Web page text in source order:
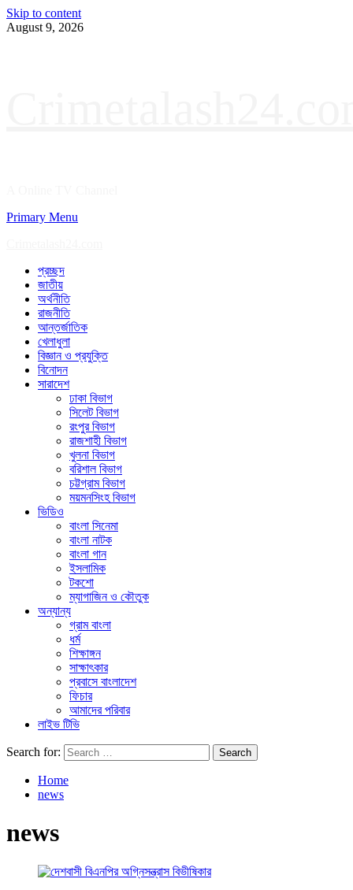
Skip to content
August 9, 2026
Primary Menu
প্রচ্ছদ
জাতীয়
অর্থনীতি
রাজনীতি
আন্তর্জাতিক
খেলাধুলা
বিজ্ঞান ও প্রযুক্তি
বিনোদন
সারাদেশ
ঢাকা বিভাগ
সিলেট বিভাগ
রংপুর বিভাগ
রাজশাহী বিভাগ
খুলনা বিভাগ
বরিশাল বিভাগ
চট্টগ্রাম বিভাগ
ময়মনসিংহ বিভাগ
ভিডিও
বাংলা সিনেমা
বাংলা নাটক
বাংলা গান
ইসলামিক
টকশো
ম্যাগাজিন ও কৌতুক
অন্যান্য
গ্রাম বাংলা
ধর্ম
শিক্ষাঙ্গন
সাক্ষাৎকার
প্রবাসে বাংলাদেশ
ফিচার
আমাদের পরিবার
লাইভ টিভি
Search for:
Home
news
news